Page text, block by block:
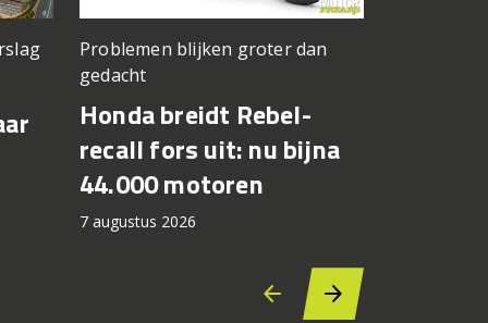
Problemen blijken groter dan
gedacht
Honda breidt Rebel-
recall fors uit: nu bijna
44.000 motoren
7 augustus 2026